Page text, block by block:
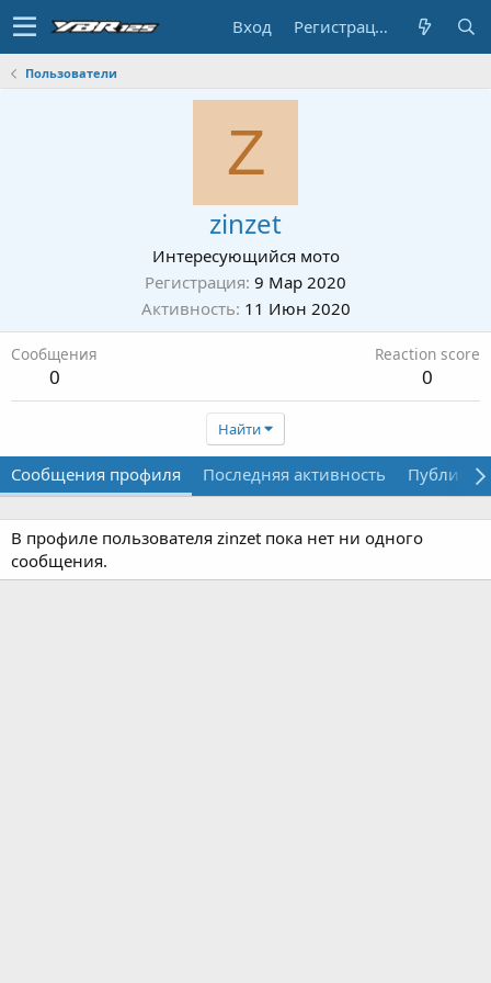
Вход Регистрация
Пользователи
Z
zinzet
Интересующийся мото
Регистрация 9 Мар 2020
Активность 11 Июн 2020
Сообщения
0
Reaction score
0
Найти
Сообщения профиля Последняя активность
В профиле пользователя zinzet пока нет ни одного
сообщения.